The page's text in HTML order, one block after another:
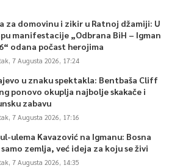
za domovinu i zikir u Ratnoj džamiji: U
manifestacije „Odbrana BiH – Igman
odana počast herojima
7 Augusta 2026, 17:24
u znaku spektakla: Bentbaša Cliff
ponovo okuplja najbolje skakače i
zabavu
7 Augusta 2026, 17:16
ulema Kavazović na Igmanu: Bosna
zemlja, već ideja za koju se živi
7 Augusta 2026, 14:35